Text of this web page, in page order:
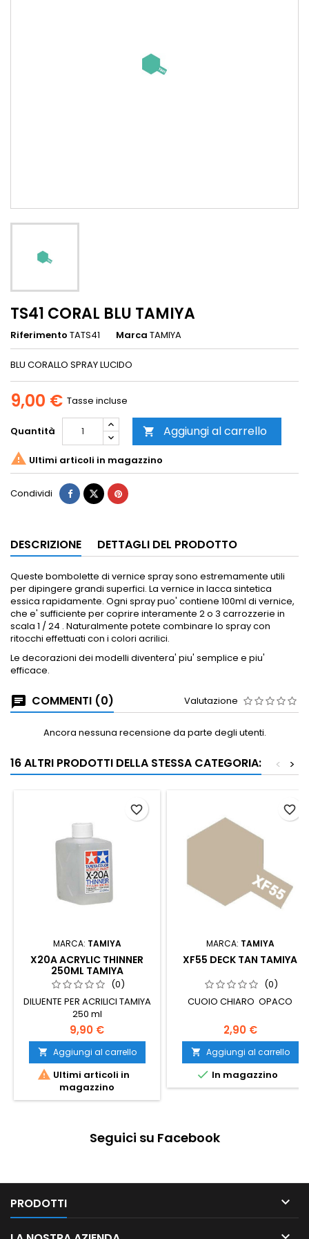
TS41 CORAL BLU TAMIYA
Riferimento TATS41 Marca TAMIYA
BLU CORALLO SPRAY LUCIDO
9,00 € Tasse incluse
Quantità  Aggiungi al carrello
 Ultimi articoli in magazzino
Condividi
DESCRIZIONE DETTAGLI DEL PRODOTTO
Queste bombolette di vernice spray sono estremamente utili
per dipingere grandi superfici. La vernice in lacca sintetica
essica rapidamente. Ogni spray puo' contiene 100ml di vernice,
che e' sufficiente per coprire interamente 2 o 3 carrozzerie in
scala 1 / 24 . Naturalmente potete combinare lo spray con
ritocchi effettuati con i colori acrilici.
Le decorazioni dei modelli diventera' piu' semplice e piu'
efficace.
COMMENTI (0) Valutazione
Ancora nessuna recensione da parte degli utenti.
16 ALTRI PRODOTTI DELLA STESSA CATEGORIA: >
<
MARCA: TAMIYA
X20A ACRYLIC THINNER
250ML TAMIYA
(0)
DILUENTE PER ACRILICI TAMIYA
250 ml
9,90 €
 Aggiungi al carrello
 Ultimi articoli in
magazzino
favorite_border
MARCA: TAMIYA
XF55 DECK TAN TAMIYA
(0)
CUOIO CHIARO OPACO
2,90 €
 Aggiungi al carrello
 In magazzino
favorite_border
Seguici su Facebook
PRODOTTI 